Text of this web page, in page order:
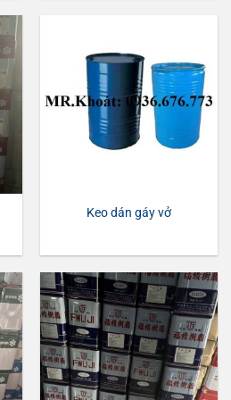
Keo dán gáy vở